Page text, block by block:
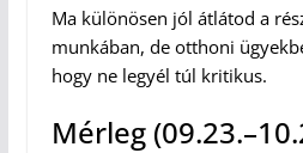
Ma különösen jól átlátod a
munkában, de otthoni
hogy ne legyél túl kritikus.
Mérleg